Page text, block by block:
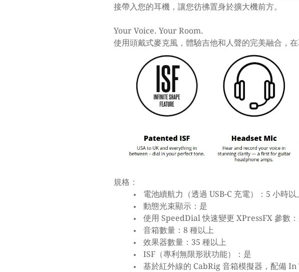
接帶入您的耳機，讓您彷彿置身於擴大機前方。
Your Voice. Your Room.
使用頭戴式麥克風，體驗吉他和人聲的完美融合，
規格：
電池續航力（透過 USB-C 充電）：5 小時以
動態光束顯示：是
使用 SpeedDial 快速變更 XPressFX 參數
音箱數量：8 種以上
效果器數量：35 種以上
ISF（專利無限形狀功能）：是
基於紅外線的 CabRig 音箱模擬器，配備